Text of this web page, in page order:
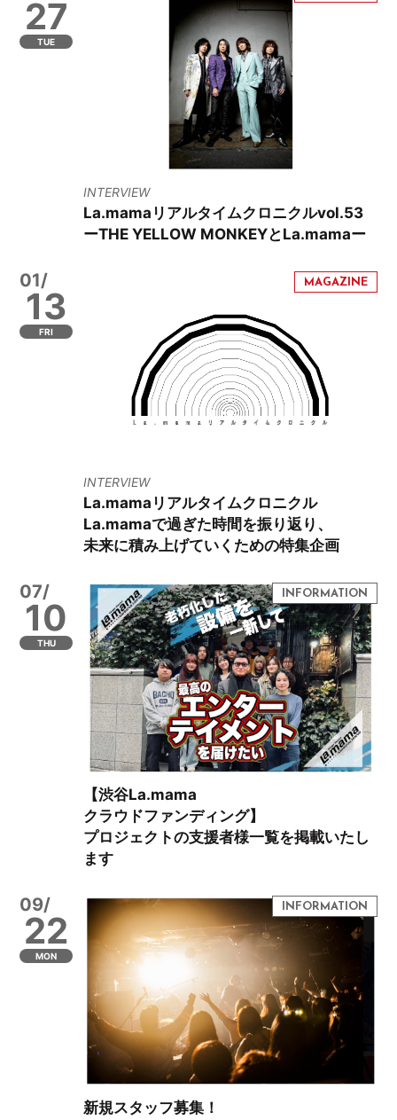
27
TUE
INTERVIEW
La.mamaリアルタイムクロニクルvol.53
ーTHE YELLOW MONKEYとLa.mamaー
01/
13
FRI
INTERVIEW
La.mamaリアルタイムクロニクル
La.mamaで過ぎた時間を振り返り、
未来に積み上げていくための特集企画
07/
10
THU
【渋谷La.mama
クラウドファンディング】
プロジェクトの支援者様一覧を掲載いたし
ます
09/
22
MON
新規スタッフ募集！